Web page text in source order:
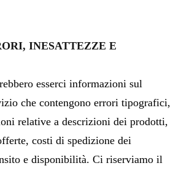
INESATTEZZE E
esserci informazioni sul
che contengono errori tipografici,
relative a descrizioni dei prodotti,
costi di spedizione dei
e disponibilità. Ci riserviamo il